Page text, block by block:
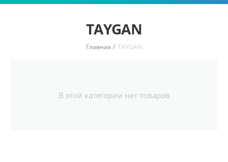
TAYGAN
Главная / TAYGAN
В этой категории нет товаров